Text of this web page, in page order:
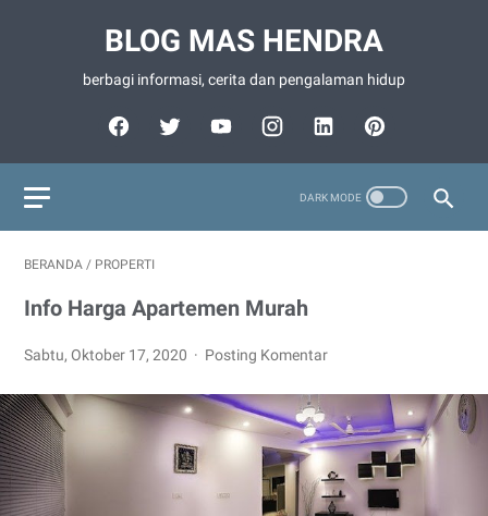
BLOG MAS HENDRA
berbagi informasi, cerita dan pengalaman hidup
BERANDA / PROPERTI
Info Harga Apartemen Murah
Sabtu, Oktober 17, 2020 Posting Komentar